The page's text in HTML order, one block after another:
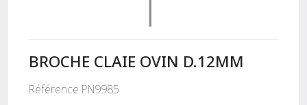
BROCHE CLAIE OVIN D.12MM
Référence PN9985